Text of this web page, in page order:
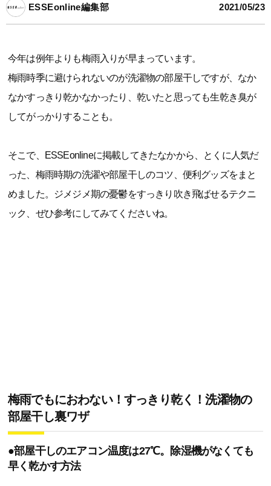
ESSEonline編集部 2021/05/23
今年は例年よりも梅雨入りが早まっています。
梅雨時季に避けられないのが洗濯物の部屋干しですが、なか
なかすっきり乾かなかったり、乾いたと思っても生乾き臭が
してがっかりすることも。
そこで、ESSEonlineに掲載してきたなかから、とくに人気だ
った、梅雨時期の洗濯や部屋干しのコツ、便利グッズをまと
めました。ジメジメ期の憂鬱をすっきり吹き飛ばせるテクニ
ック、ぜひ参考にしてみてくださいね。
梅雨でもにおわない！すっきり乾く！洗濯物の
部屋干し裏ワザ
●部屋干しのエアコン温度は27℃。除湿機がなくても
早く乾かす方法